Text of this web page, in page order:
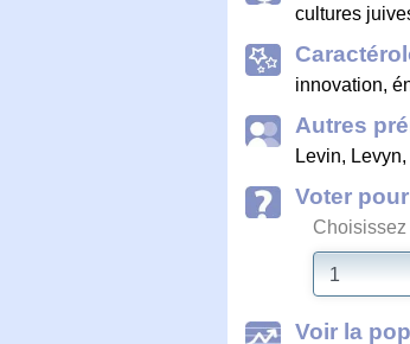
cultures
innovation,
Autres
Levin, Levyn,
Voter
Choisissez
Voir la